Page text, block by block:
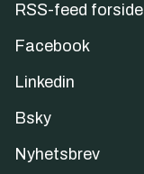
RSS-feed forside
Facebook
Linkedin
Bsky
Nyhetsbrev